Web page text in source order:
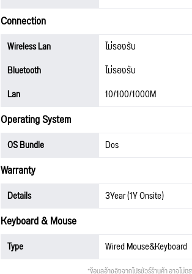
Connection
Wireless Lan
ไม่รองรับ
Bluetooth
ไม่รองรับ
Lan
10/100/1000M
Operating System
OS Bundle Dos
Warranty
Details 3Year (1Y Onsite)
Keyboard & Mouse
Type Wired Mouse&Keyboard